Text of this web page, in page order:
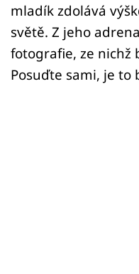
mladík zdolává
světě. Z jeho
fotografie, ze nichž
Posuďte sami, je to